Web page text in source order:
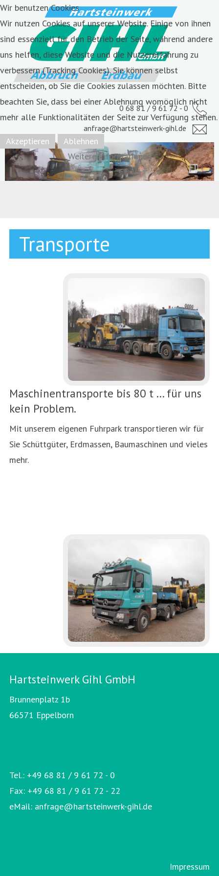
0 68 81 / 9 61 72 - 0
anfrage@hartsteinwerk-gihl.de
Transporte
Maschinentransporte bis 80 t ... für uns
kein Problem.
Mit unserem eigenen Fuhrpark transportieren wir für
Sie Schüttgüter, Erdmassen, Baumaschinen und vieles
mehr.
Hartsteinwerk Gihl GmbH
Brunnenplatz 1b
66571 Eppelborn
Tel.: +49 68 81 / 9 61 72 - 0
Fax: +49 68 81 / 9 61 72 - 22
eMail: anfrage@hartsteinwerk-gihl.de
Impressum
Wir benutzen Cookies
Wir nutzen Cookies auf unserer Website. Einige von ihnen
sind essenziell für den Betrieb der Seite, während andere
uns helfen, diese Website und die Nutzererfahrung zu
verbessern (Tracking Cookies). Sie können selbst
entscheiden, ob Sie die Cookies zulassen möchten. Bitte
beachten Sie, dass bei einer Ablehnung womöglich nicht
mehr alle Funktionalitäten der Seite zur Verfügung stehen.
Akzeptieren
Ablehnen
Weitere Informationen